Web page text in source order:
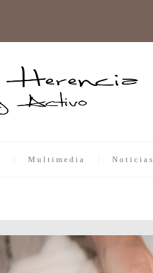
Multimedia Noticias